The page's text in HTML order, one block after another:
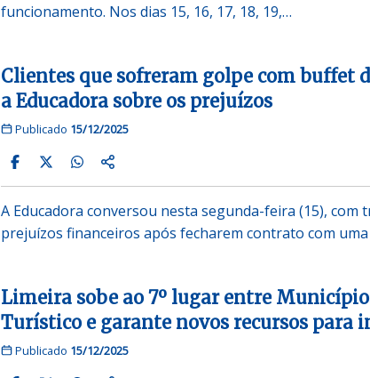
funcionamento. Nos dias 15, 16, 17, 18, 19,…
Clientes que sofreram golpe com buffet
a Educadora sobre os prejuízos
Publicado 15/12/2025
A Educadora conversou nesta segunda-feira (15), com
prejuízos financeiros após fecharem contrato com
Limeira sobe ao 7º lugar entre
Turístico e garante novos recursos para
Publicado 15/12/2025